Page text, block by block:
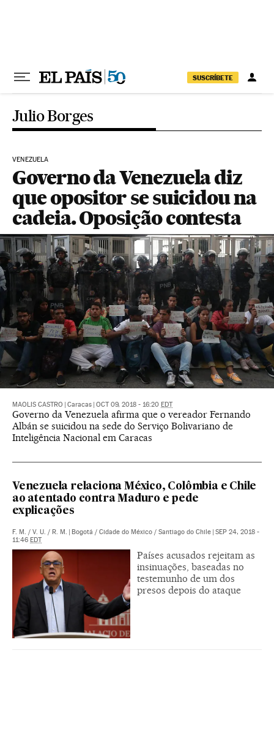
SUSCRÍBETE
Julio Borges
VENEZUELA
Governo da Venezuela diz
que opositor se suicidou na
cadeia. Oposição contesta
MAOLIS CASTRO Caracas OCT 09, 2018 - 16:20 EDT
Governo da Venezuela afirma que o vereador Fernando
Albán se suicidou na sede do Serviço Bolivariano de
Inteligência Nacional em Caracas
Venezuela relaciona México, Colômbia e Chile
ao atentado contra Maduro e pede
explicações
F. M. / V. U. / R. M. Bogotá / Cidade do México / Santiago do Chile SEP 24, 2018 -
11:46 EDT
Países acusados rejeitam as
insinuações, baseadas no
testemunho de um dos
presos depois do ataque